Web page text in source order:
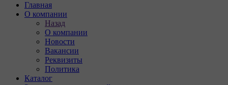
Главная
О компании
Назад
О компании
Новости
Вакансии
Реквизиты
Политика
Каталог